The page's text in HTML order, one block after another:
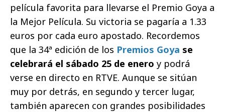
película favorita para llevarse el Premio Goya a
la Mejor Película. Su victoria se pagaría a 1.33
euros por cada euro apostado. Recordemos
que la 34ª edición de los Premios Goya se
celebrará el sábado 25 de enero y podrá
verse en directo en RTVE. Aunque se sitúan
muy por detrás, en segundo y tercer lugar,
también aparecen con grandes posibilidades